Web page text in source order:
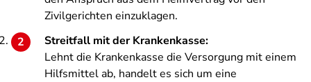
Zivilgerichten einzuklagen.
Streitfall mit der Krankenkasse:
Lehnt die Krankenkasse die Versorgung mit einem
Hilfsmittel ab, handelt es sich um eine